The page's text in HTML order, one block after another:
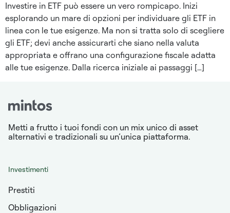
Investire in ETF può essere un vero rompicapo. Inizi
esplorando un mare di opzioni per individuare gli ETF in
linea con le tue esigenze. Ma non si tratta solo di scegliere
gli ETF; devi anche assicurarti che siano nella valuta
appropriata e offrano una configurazione fiscale adatta
alle tue esigenze. Dalla ricerca iniziale ai passaggi […]
Metti a frutto i tuoi fondi con un mix unico di asset
alternativi e tradizionali su un’unica piattaforma.
Investimenti
Prestiti
Obbligazioni